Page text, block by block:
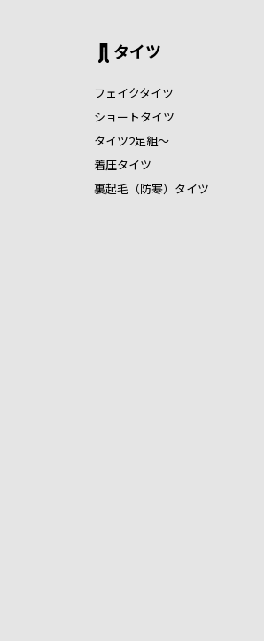
タイツ
フェイクタイツ
ショートタイツ
タイツ2足組～
着圧タイツ
裏起毛（防寒）タイツ